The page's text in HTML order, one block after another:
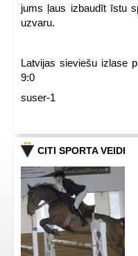
jums ļaus izbaudīt īstu
uzvaru.
Latvijas sieviešu izlase
9:0
suser-1
CITI SPORTA VEIDI